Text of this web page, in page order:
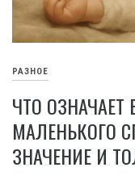
РАЗНОЕ
ЧТО ОЗНАЧАЕТ
МАЛЕНЬКОГО
ЗНАЧЕНИЕ И